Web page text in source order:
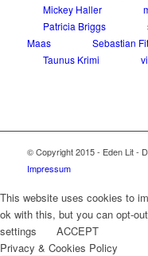
Mickey Haller
Patricia Briggs
Maas
Sebastian
Taunus Krimi
© Copyright 2015 - Eden Lit -
Impressum
This website uses cookies to
ok with this, but you can opt-
settings
ACCEPT
Privacy & Cookies Policy